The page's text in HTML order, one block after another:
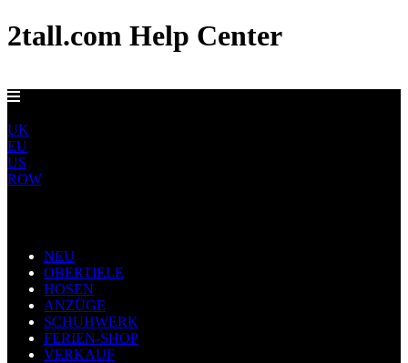
2tall.com Help Center
UK
EU
US
ROW
NEU
OBERTIELE
HOSEN
ANZÜGE
SCHUHWERK
FERIEN-SHOP
VERKAUF